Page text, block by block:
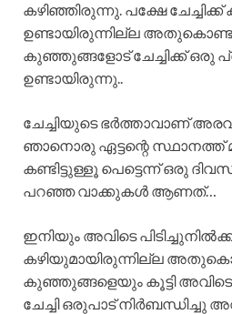
കഴിഞ്ഞിരുന്നു. പക്ഷേ
ഉണ്ടായിരുന്നില്ല
കുഞ്ഞുങ്ങളോട് ചേച്ചിക്ക് ഒരു
ഉണ്ടായിരുന്നു..
ചേച്ചിയുടെ ഭർത്താവാണ്
ഞാനൊരു ഏട്ടന്റെ സ്ഥാനത്ത്
കണ്ടിട്ടുള്ളൂ പെട്ടെന്ന് ഒരു
പറഞ്ഞ വാക്കുകൾ ആണത്…
ഇനിയും അവിടെ
കഴിയുമായിരുന്നില്ല
കുഞ്ഞുങ്ങളെയും കൂട്ടി അവിടെ
ചേച്ചി ഒരുപാട് നിർബന്ധിച്ചു